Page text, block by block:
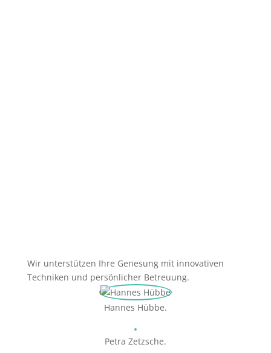
Wir unterstützen Ihre Genesung mit innovativen
Techniken und persönlicher Betreuung.
Hannes Hübbe.
Petra Zetzsche.